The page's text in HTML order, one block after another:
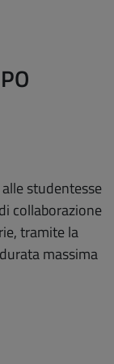
studentesse
collaborazione
tramite la
massima